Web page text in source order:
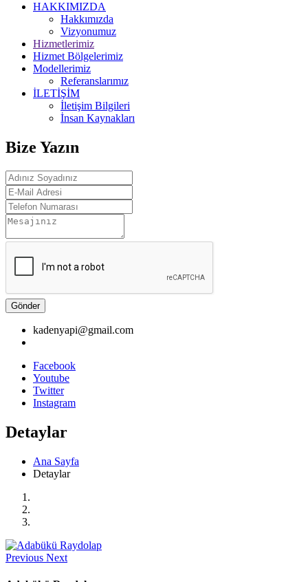
HAKKIMIZDA
Hakkımızda
Vizyonumuz
Hizmetlerimiz
Hizmet Bölgelerimiz
Modellerimiz
Referanslarımız
İLETİŞİM
İletişim Bilgileri
İnsan Kaynakları
Bize Yazın
Gönder
kadenyapi@gmail.com
Facebook
Youtube
Twitter
Instagram
Detaylar
Ana Sayfa
Detaylar
Previous Next